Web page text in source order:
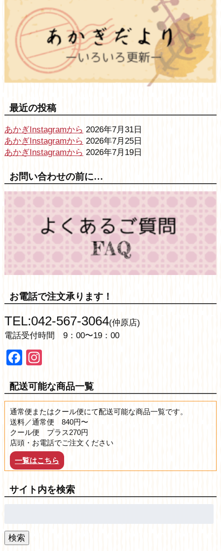
最近の投稿
あかぎInstagramから 2026年7月31日
あかぎInstagramから 2026年7月25日
あかぎInstagramから 2026年7月19日
お問い合わせの前に…
お電話で注文承ります！
TEL:042-567-3064(仲原店)
電話受付時間 9：00〜19：00
Facebook
配送可能な商品一覧
通常便またはクール便にて配送可能な商品一覧です。
送料／通常便 840円〜
クール便 プラス270円
店頭・お電話でご注文ください
一覧はこちら
サイト内を検索
検索